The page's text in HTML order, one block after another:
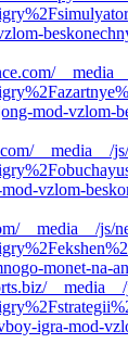
mod-vzlom-
__media__/
vzlom-
__media__/js/
monet-na-
igra-mod-